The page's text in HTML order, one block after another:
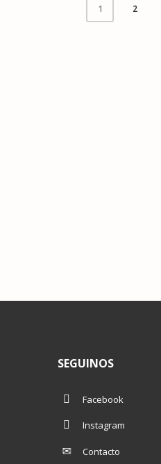
1 2
SEGUINOS
Facebook
Instagram
Contacto